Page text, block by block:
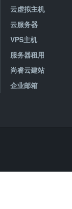
云虚拟主机
云服务器
VPS主机
服务器租用
尚睿云建站
企业邮箱